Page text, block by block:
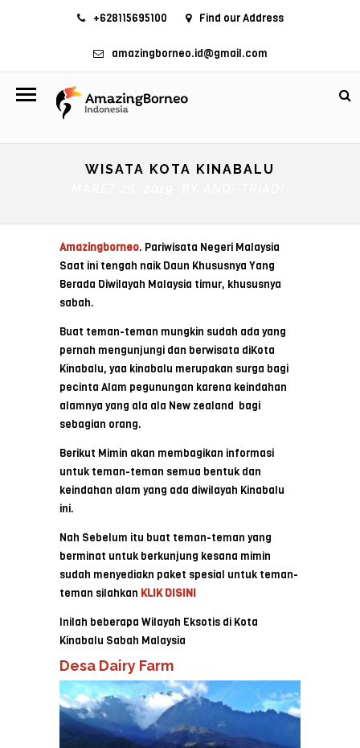
+628115695100 Find our Address
amazingborneo.id@gmail.com
WISATA KOTA KINABALU
Amazingborneo. Pariwisata Negeri Malaysia
Saat ini tengah naik Daun Khususnya Yang
Berada Diwilayah Malaysia timur, khususnya
sabah.
Buat teman-teman mungkin sudah ada yang
pernah mengunjungi dan berwisata diKota
Kinabalu, yaa kinabalu merupakan surga bagi
pecinta Alam pegunungan karena keindahan
alamnya yang ala ala New zealand bagi
sebagian orang.
Berikut Mimin akan membagikan informasi
untuk teman-teman semua bentuk dan
keindahan alam yang ada diwilayah Kinabalu
ini.
Nah Sebelum itu buat teman-teman yang
berminat untuk berkunjung kesana mimin
sudah menyediakn paket spesial untuk teman-
teman silahkan KLIK DISINI
Inilah beberapa Wilayah Eksotis di Kota
Kinabalu Sabah Malaysia
Desa Dairy Farm